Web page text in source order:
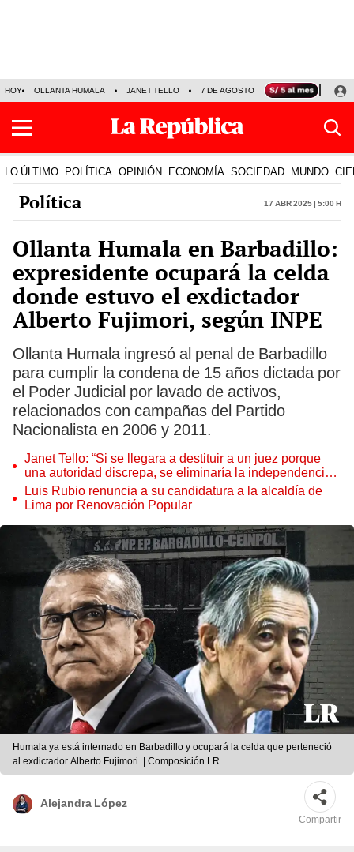
HOY OLLANTA HUMALA JANET TELLO 7 DE AGOSTO TINKA RESULTADOS
LO ÚLTIMO POLÍTICA OPINIÓN ECONOMÍA SOCIEDAD MUNDO
Política 17 Abr 2025 | 5:00 h
Ollanta Humala en Barbadillo:
expresidente ocupará la celda
donde estuvo el exdictador
Alberto Fujimori, según INPE
Ollanta Humala ingresó al penal de Barbadillo
para cumplir la condena de 15 años dictada por
el Poder Judicial por lavado de activos,
relacionados con campañas del Partido
Nacionalista en 2006 y 2011.
Janet Tello: “Si se llegara a destituir a un juez porque
una autoridad discrepa, se eliminaría la independencia
judicial”
Luis Rubio renuncia a su candidatura a la alcaldía de
Lima por Renovación Popular
Humala ya está internado en Barbadillo y ocupará la celda que perteneció
al exdictador Alberto Fujimori. | Composición LR.
Alejandra López
Compartir